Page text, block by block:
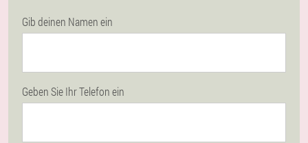
Gib deinen Namen ein
Geben Sie Ihr Telefon ein